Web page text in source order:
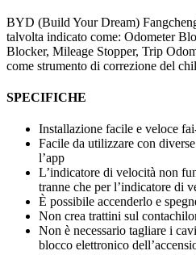
BYD (Build Your Dream)
talvolta indicato come: Odometer
Blocker, Mileage Stopper, Trip
come strumento di correzione del
SPECIFICHE
Installazione facile e veloce
Facile da utilizzare con
l’app
L’indicatore di velocità non
tranne che per l’indicatore di
È possibile accenderlo e
Non crea trattini sul
Non è necessario tagliare i
blocco elettronico